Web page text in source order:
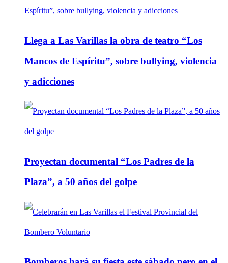
Llega a Las Varillas la obra de teatro “Los
Mancos de Espíritu”, sobre bullying, violencia
y adicciones
Proyectan documental “Los Padres de la
Plaza”, a 50 años del golpe